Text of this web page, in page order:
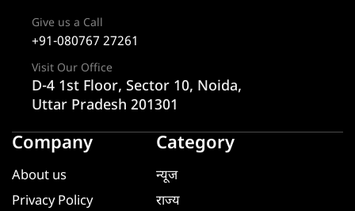
Give us a Call
+91-080767 27261
Visit Our Office
D-4 1st Floor, Sector 10, Noida,
Uttar Pradesh 201301
Company
About us
Privacy Policy
Category
न्यूज
राज्य